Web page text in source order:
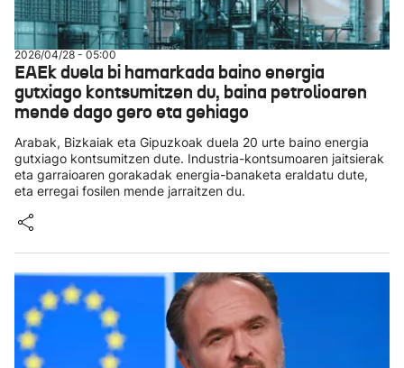
2026/04/28 - 05:00
EAEk duela bi hamarkada baino energia
gutxiago kontsumitzen du, baina petrolioaren
mende dago gero eta gehiago
Arabak, Bizkaiak eta Gipuzkoak duela 20 urte baino energia
gutxiago kontsumitzen dute. Industria-kontsumoaren jaitsierak
eta garraioaren gorakadak energia-banaketa eraldatu dute,
eta erregai fosilen mende jarraitzen du.